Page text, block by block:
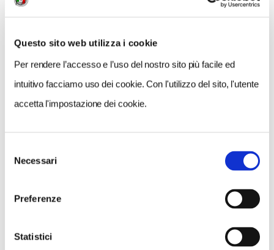
Questo sito web utilizza i cookie
Per rendere l’accesso e l’uso del nostro sito più facile ed
intuitivo facciamo uso dei cookie. Con l'utilizzo del sito, l'utente
accetta l'impostazione dei cookie.
delNecessari
Preferenze
Statistici